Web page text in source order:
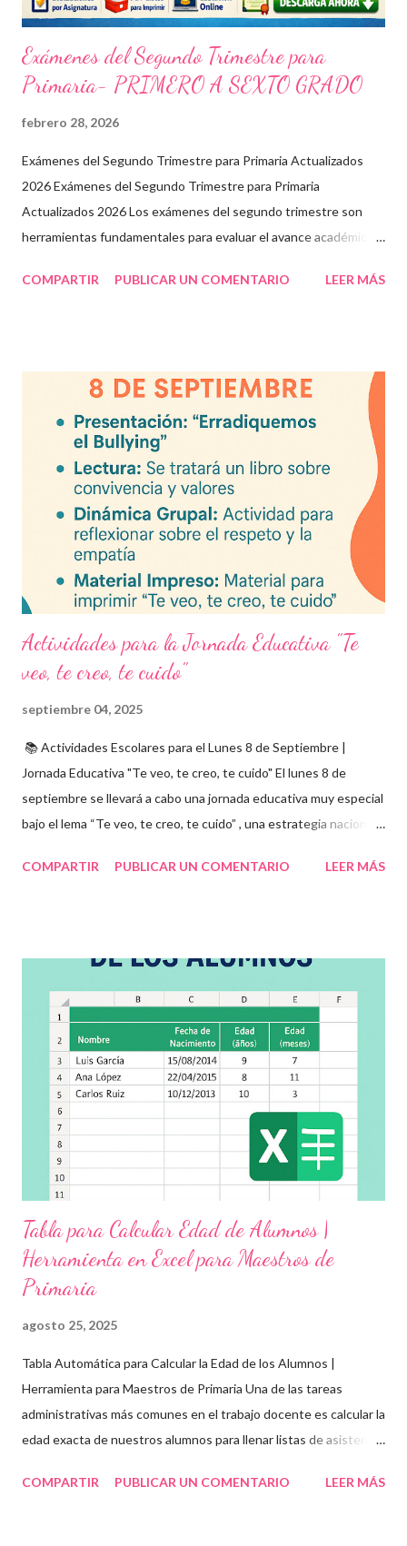
Exámenes del Segundo Trimestre para
Primaria- PRIMERO A SEXTO GRADO
febrero 28, 2026
Exámenes del Segundo Trimestre para Primaria Actualizados
2026 Exámenes del Segundo Trimestre para Primaria
Actualizados 2026 Los exámenes del segundo trimestre son
herramientas fundamentales para evaluar el avance académico
descargable en PDF, diseñado para docentes que buscan
frecuentes Beneficios de utilizar estos exámenes trimestrales
Evaluaciones alineadas al programa oficial. Formato optimizado
para impresión o uso en plataformas educativas. Reactivos que
fortalecen la comprensión y el pensamiento crítico. Ideal para
formación docente y evaluación diagnóstica. Material
descargable PDF editable. Estos exámenes también pueden
integrarse en herramientas digitales pa...
COMPARTIR PUBLICAR UN COMENTARIO LEER MÁS
Actividades para la Jornada Educativa "Te
veo, te creo, te cuido"
septiembre 04, 2025
📚 Actividades Escolares para el Lunes 8 de Septiembre |
Jornada Educativa "Te veo, te creo, te cuido" El lunes 8 de
septiembre se llevará a cabo una jornada educativa muy especial
bajo el lema “Te veo, te creo, te cuido” , una estrategia nacional
infantil , y promover la convivencia escolar armónica . Desde el
actividades educativas que podrás aplicar fácilmente en tu
grupo, desde preescolar hasta sexto grado de primaria. 🧠
Objetivos clave de la jornada Promover entornos seguros y
afectivos dentro de la comunidad escolar Sensibilizar sobre el
maltrato, acoso escolar y abuso infantil Desarrollar habilidades
como la empatía, la comunicación y el autocuidado Aplicar ...
COMPARTIR PUBLICAR UN COMENTARIO LEER MÁS
Tabla para Calcular Edad de Alumnos |
Herramienta en Excel para Maestros de
Primaria
agosto 25, 2025
Tabla Automática para Calcular la Edad de los Alumnos |
Herramienta para Maestros de Primaria Una de las tareas
administrativas más comunes en el trabajo docente es calcular la
edad exacta de nuestros alumnos para llenar listas de asistencia
ayudarte con esta tarea, te compartimos una tabla automática
COMPARTIR PUBLICAR UN COMENTARIO LEER MÁS